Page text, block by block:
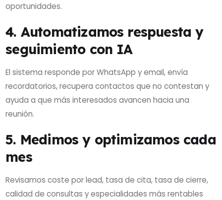
oportunidades.
4. Automatizamos respuesta y
seguimiento con IA
El sistema responde por WhatsApp y email, envía
recordatorios, recupera contactos que no contestan y
ayuda a que más interesados avancen hacia una
reunión.
5. Medimos y optimizamos cada
mes
Revisamos coste por lead, tasa de cita, tasa de cierre,
calidad de consultas y especialidades más rentables